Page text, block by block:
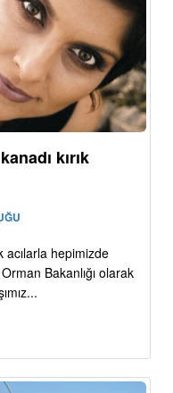
kırık
acılarla hepimizde
Bakanlığı olarak